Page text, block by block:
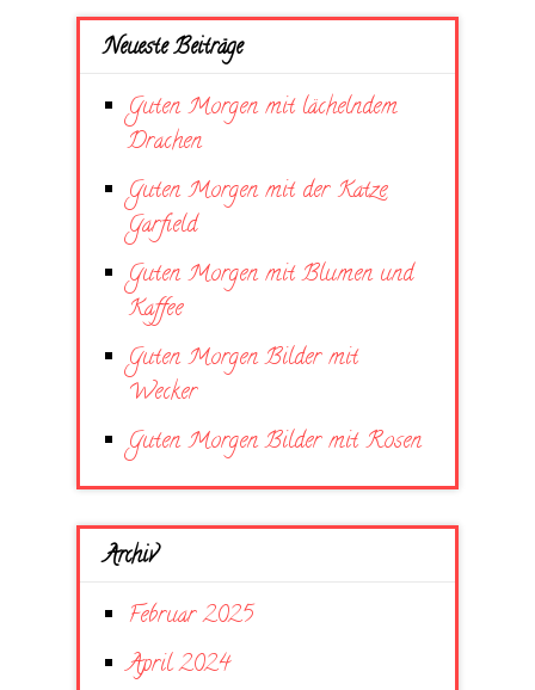
Neueste Beiträge
Guten Morgen mit lächelndem
Drachen
Guten Morgen mit der Katze
Garfield
Guten Morgen mit Blumen und
Kaffee
Guten Morgen Bilder mit
Wecker
Guten Morgen Bilder mit Rosen
Archiv
Februar 2025
April 2024